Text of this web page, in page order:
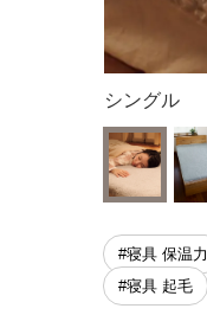
シングル
#寝具 保温力
#寝具 起毛